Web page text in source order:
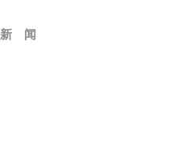
新 闻